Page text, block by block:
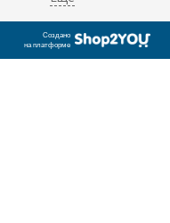
Создано
на платформе